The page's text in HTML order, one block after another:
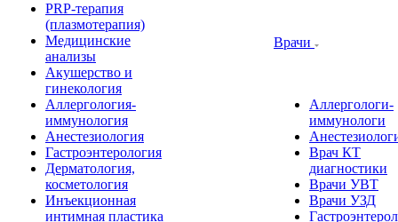
PRP-терапия
(плазмотерапия)
Медицинские
анализы
Акушерство и
гинекология
Аллергология-
иммунология
Анестезиология
Гастроэнтерология
Дерматология,
косметология
Инъекционная
интимная пластика
Врачи
Аллергологи-
иммунологи
Врач КТ
диагностики
Врачи УВТ
Врачи УЗД